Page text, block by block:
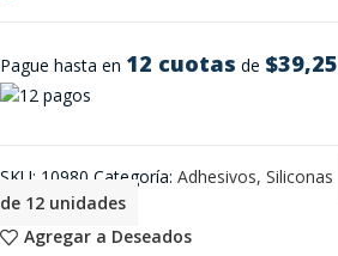
Pague hasta en 12 cuotas de $39,25
Agregar a Deseados
SKU: 10980 Categoría: Adhesivos, Siliconas
de 12 unidades